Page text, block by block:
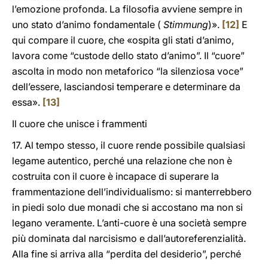
l’emozione profonda. La filosofia avviene sempre in
uno stato d’animo fondamentale ( Stimmung)». [12] E
qui compare il cuore, che «ospita gli stati d’animo,
lavora come “custode dello stato d’animo”. Il “cuore”
ascolta in modo non metaforico “la silenziosa voce”
dell’essere, lasciandosi temperare e determinare da
essa». [13]
Il cuore che unisce i frammenti
17. Al tempo stesso, il cuore rende possibile qualsiasi
legame autentico, perché una relazione che non è
costruita con il cuore è incapace di superare la
frammentazione dell’individualismo: si manterrebbero
in piedi solo due monadi che si accostano ma non si
legano veramente. L’anti-cuore è una società sempre
più dominata dal narcisismo e dall’autoreferenzialità.
Alla fine si arriva alla “perdita del desiderio”, perché